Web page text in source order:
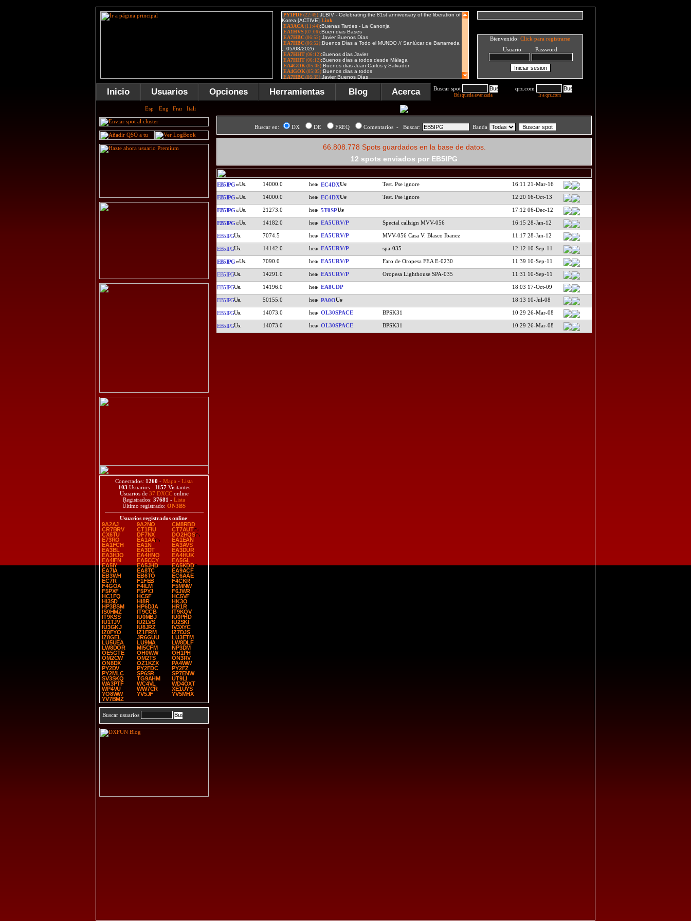
Bienvenido: Click para registrarse
Usuario Password
Inicio Usuarios Opciones Herramientas Blog Acerca Buscar spot
Búsqueda avanzada
qrz.com
Ir a qrz.com
Conectados: 1260 - Mapa - Lista
103 Usuarios - 1157Visitantes
Usuarios de 37 DXCConline
Registrados: 37681 - Lista
Último registrado: ON3BS
Usuarios registrados online:
9A2AJ
9A2NO
CM8RBD
CR7BRV
CT1FIU
CT7AUT
CX6TU
DF7NX
DO2HQS
E73RO
EA1AA
EA1EAN
EA1FCH
EA1N
EA3AVS
EA3BL
EA3DT
EA3DUR
EA3HJO
EA4HNO
EA4HUK
EA4IFN
EA5CCY
EA5GL
EA5IY
EA5JHD
EA5KDD
EA7IA
EA8TC
EA9ACF
EB3WH
EB6TO
EC6AAE
EC7R
F1FEB
F4CKR
F4GOA
F4ILM
F5MNW
F5PXF
F5PYJ
F6JWR
HC1FQ
HC5F
HC5VF
HI3SD
HI8R
HK3O
HP3BSM
HP6DJA
HR1R
IS0HMZ
IT9CCB
IT9KQV
IT9KSS
IU0MBJ
IU0PHD
IU1TJV
IU2LVS
IU2SKI
IU3GKJ
IU8JRZ
IV3XYC
IZ0FYO
IZ1FRM
IZ7DJS
IZ8GEL
JR6GUU
LU3ETM
LU5UEA
LU9MA
LW8DLF
LW8DOR
MI5CFM
NP3DM
OE5GTE
OH0WW
OH1PH
OM2CW
OM2TS
ON3RV
ON8DX
OZ1KZX
PA4WW
PY2DV
PY2FDC
PY2FZ
PY2MLC
SP6SR
SP7ENW
SV3SKQ
TG9AHM
UT9LI
WA3PTF
WC4VL
WD4OXT
WP4VU
WW7CR
XE1UYS
YO8WW
YV5JF
YV5MHX
YV7BMZ
Buscar usuarios
Buscar en: DX DE FREQ Comentarios - Buscar: Banda
66.808.778 Spots guardados en la base de datos.
12 spots enviados por EB5IPG
EB5IPG 14000.0 EC4DX Test. Pse ignore 16:11 21-Mar-16
EB5IPG 14000.0 EC4DX Test. Pse ignore 12:20 16-Oct-13
EB5IPG 21273.0 5T0SP 17:12 06-Dec-12
EB5IPG 14182.0 EA5URV/P Special callsign MVV-056 16:15 28-Jan-12
EB5IPG 7074.5 EA5URV/P MVV-056 Casa V. Blasco Ibanez 11:17 28-Jan-12
EB5IPG 14142.0 EA5URV/P spa-035 12:12 10-Sep-11
EB5IPG 7090.0 EA5URV/P Faro de Oropesa FEA E-0230 11:39 10-Sep-11
EB5IPG 14291.0 EA5URV/P Oropesa Lighthouse SPA-035 11:31 10-Sep-11
EB5IPG 14196.0 EA8CDP 18:03 17-Oct-09
EB5IPG 50155.0 PA0O 18:13 10-Jul-08
EB5IPG 14073.0 OL30SPACE BPSK31 10:29 26-Mar-08
EB5IPG 14073.0 OL30SPACE BPSK31 10:29 26-Mar-08